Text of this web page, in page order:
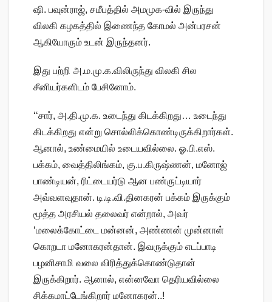
ஷி. பவுன்ராஜ், சமீபத்தில் அமமுக-வில் இருந்து
விலகி கழகத்தில் இணைந்த கோமல் அன்பரசன்
ஆகியோரும் உடன் இருந்தனர்.
இது பற்றி அ.ம.மு.க.விலிருந்து விலகி சில
சீனியர்களிடம் பேசினோம்.
‘‘சார், அ.தி.மு.க. உடைந்து கிடக்கிறது… உடைந்து
கிடக்கிறது என்று சொல்லிக்கொண்டிருக்கிறார்கள்.
ஆனால், உண்மையில் உடையவில்லை. ஓ.பி.எஸ்.
பக்கம், வைத்திலிங்கம், கு.ப.கிருஷ்ணன், மனோஜ்
பாண்டியன், ரிட்டையர்டு ஆன பண்ருட்டியார்
அவ்வளவுதான். டி.டி.வி.தினகரன் பக்கம் இருக்கும்
மூத்த அரசியல் தலைவர் என்றால், அவர்
‘மலைக்கோட்டை மன்னன், அண்ணன் முன்னாள்
கொறடா மனோகரன்தான். இவருக்கும் எடப்பாடி
பழனிசாமி வலை விரித்துக்கொண்டுதான்
இருக்கிறார். ஆனால், என்னவோ தெரியவில்லை
சிக்கமாட்டேங்கிறார் மனோகரன்..!